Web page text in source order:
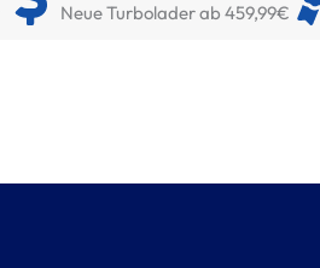
Neue Turbolader ab 459,99€